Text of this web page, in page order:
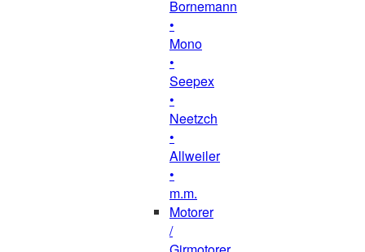
Bornemann
•
Mono
•
Seepex
•
Neetzch
•
Allweiler
•
m.m.
Motorer
/